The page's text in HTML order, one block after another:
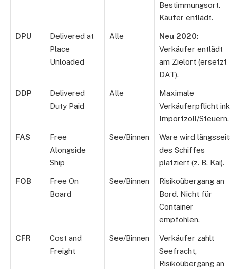
Bestimmungsort.
Käufer entlädt.
DPU
Delivered at
Place
Unloaded
Alle
Neu 2020:
Verkäufer entlädt
am Zielort (ersetzt
DAT).
DDP
Delivered
Duty Paid
Alle
Maximale
Verkäuferpflicht
Importzoll/Steuern.
FAS
Free
Alongside
Ship
See/Binnen
Ware wird
des Schiffes
platziert (z. B. Kai).
FOB
Free On
Board
See/Binnen
Risikoübergang an
Bord. Nicht für
Container
empfohlen.
CFR
Cost and
Freight
See/Binnen
Verkäufer zahlt
Seefracht,
Risikoübergang an